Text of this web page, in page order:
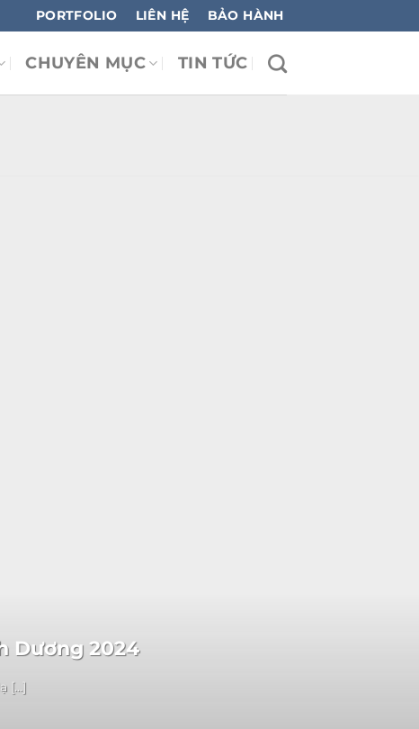
PORTFOLIO LIÊN HỆ BẢO HÀNH
CHUYÊN MỤC TIN TỨC
Dương 2024
[...]